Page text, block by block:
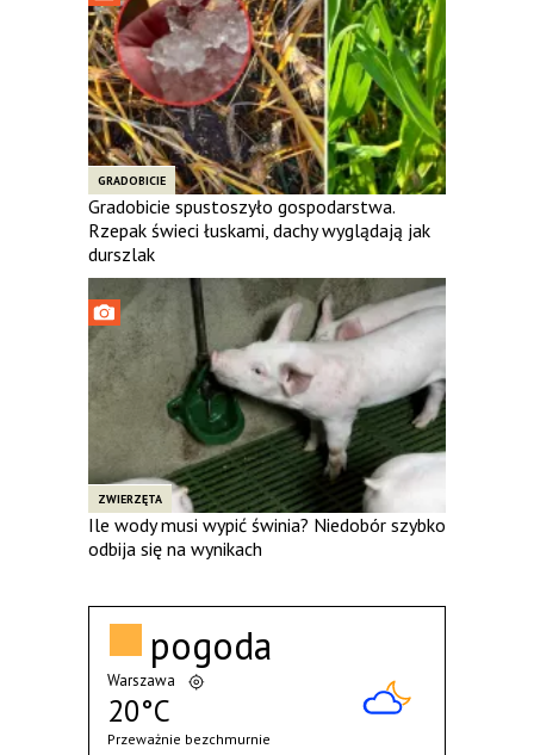
GRADOBICIE
Gradobicie spustoszyło gospodarstwa.
Rzepak świeci łuskami, dachy wyglądają jak
durszlak
ZWIERZĘTA
Ile wody musi wypić świnia? Niedobór szybko
odbija się na wynikach
pogoda
Warszawa
20°C
Przeważnie bezchmurnie